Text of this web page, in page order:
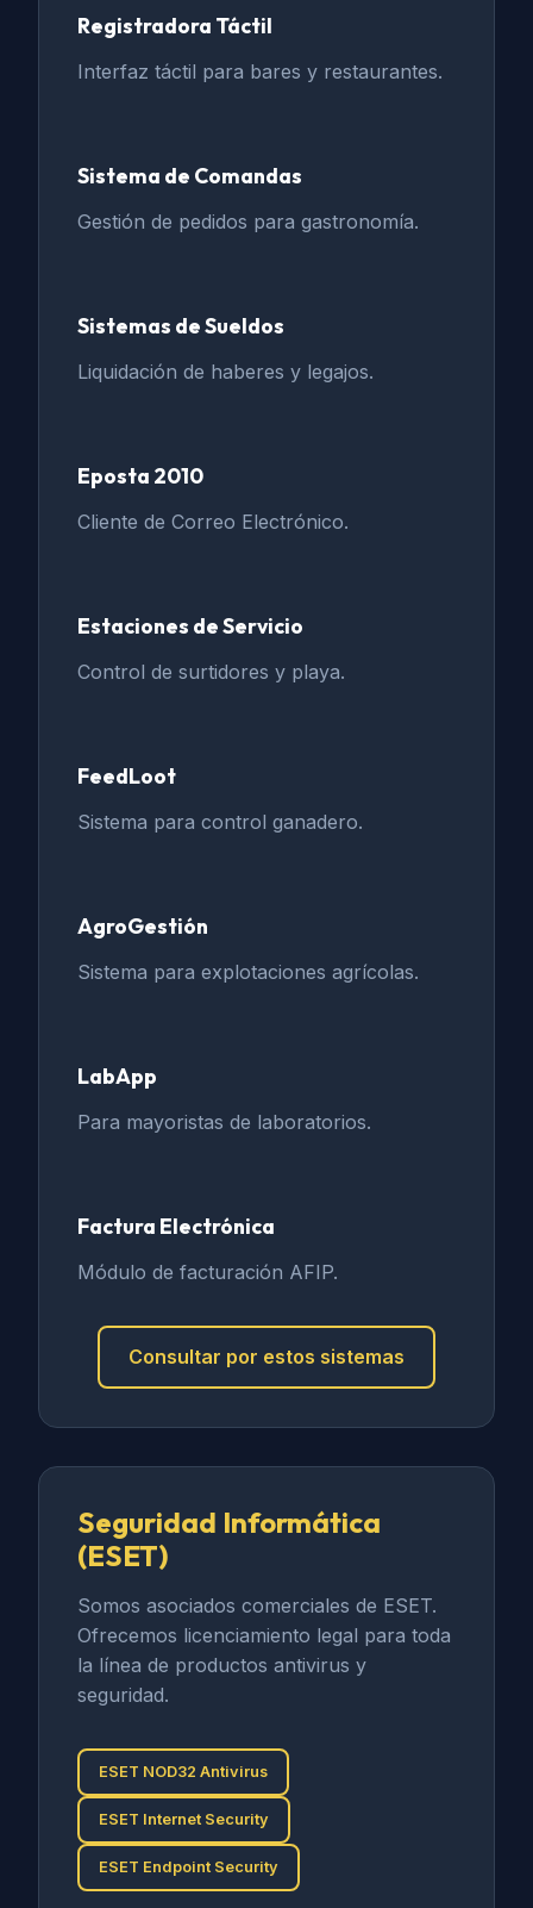
Registradora Táctil
Interfaz táctil para bares y restaurantes.
Sistema de Comandas
Gestión de pedidos para gastronomía.
Sistemas de Sueldos
Liquidación de haberes y legajos.
Eposta 2010
Cliente de Correo Electrónico.
Estaciones de Servicio
Control de surtidores y playa.
FeedLoot
Sistema para control ganadero.
AgroGestión
Sistema para explotaciones agrícolas.
LabApp
Para mayoristas de laboratorios.
Factura Electrónica
Módulo de facturación AFIP.
Consultar por estos sistemas
Seguridad Informática
(ESET)
Somos asociados comerciales de ESET.
Ofrecemos licenciamiento legal para toda
la línea de productos antivirus y
seguridad.
ESET NOD32 Antivirus
ESET Internet Security
ESET Endpoint Security